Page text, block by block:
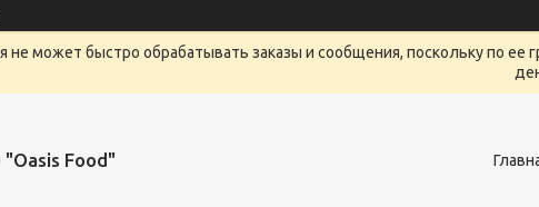
не может быстро обрабатывать заказы и сообщения, поскольку по
Food"